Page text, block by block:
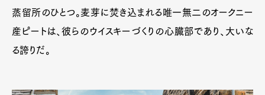
蒸留所のひとつ。麦芽に焚き込まれる唯一無二のオークニー
産ピートは、彼らのウイスキーづくりの心臓部であり、大いな
る誇りだ。